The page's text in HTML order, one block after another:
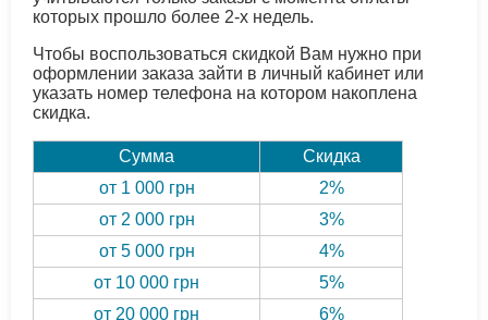
которых прошло более 2-х недель.
Чтобы воспользоваться скидкой Вам нужно при
оформлении заказа зайти в личный кабинет или
указать номер телефона на котором накоплена
скидка.
Сумма
Скидка
от 1 000 грн
2%
от 2 000 грн
3%
от 5 000 грн
4%
от 10 000 грн
5%
от 20 000 грн
6%